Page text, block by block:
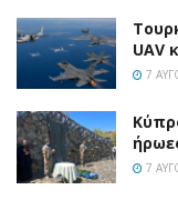
UAV
7
7